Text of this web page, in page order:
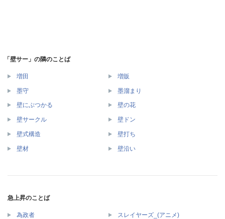
「壁サー」の隣のことば
増田 増販
墨守 墨溜まり
壁にぶつかる 壁の花
壁サークル 壁ドン
壁式構造 壁打ち
壁材 壁沿い
急上昇のことば
為政者 スレイヤーズ_(アニメ)